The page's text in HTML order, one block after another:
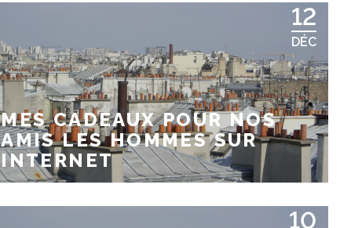
12
DÉC
MES CADEAUX POUR NOS
AMIS LES HOMMES SUR
INTERNET
10